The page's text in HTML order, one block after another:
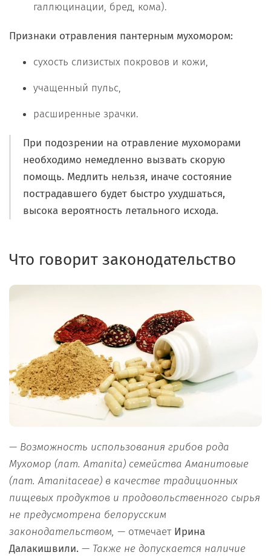
галлюцинации, бред, кома).
Признаки отравления пантерным мухомором:
сухость слизистых покровов и кожи,
учащенный пульс,
расширенные зрачки.
При подозрении на отравление мухоморами
необходимо немедленно вызвать скорую
помощь. Медлить нельзя, иначе состояние
пострадавшего будет быстро ухудшаться,
высока вероятность летального исхода.
Что говорит законодательство
— Возможность использования грибов рода
Мухомор (лат. Amanita) семейства Аманитовые
(лат. Amanitaceae) в качестве традиционных
пищевых продуктов и продовольственного сырья
не предусмотрена белорусским
законодательством, — отмечает Ирина
Далакишвили. — Также не допускается наличие